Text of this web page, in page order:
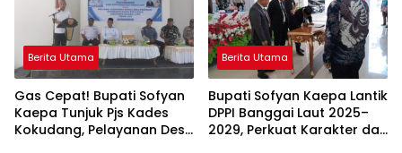
Berita Utama
Gas Cepat! Bupati Sofyan
Kaepa Tunjuk Pjs Kades
Kokudang, Pelayanan Desa
Berita Utama
Bupati Sofyan Kaepa Lantik
DPPI Banggai Laut 2025–
2029, Perkuat Karakter dan